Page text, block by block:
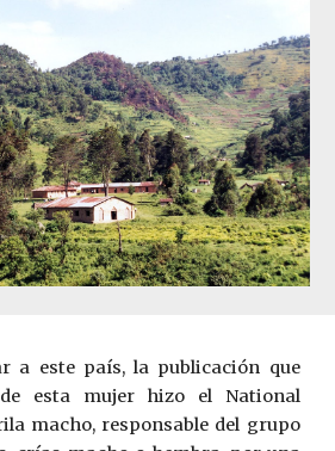
a este país, la publicación que
esta mujer hizo el National
macho, responsable del grupo